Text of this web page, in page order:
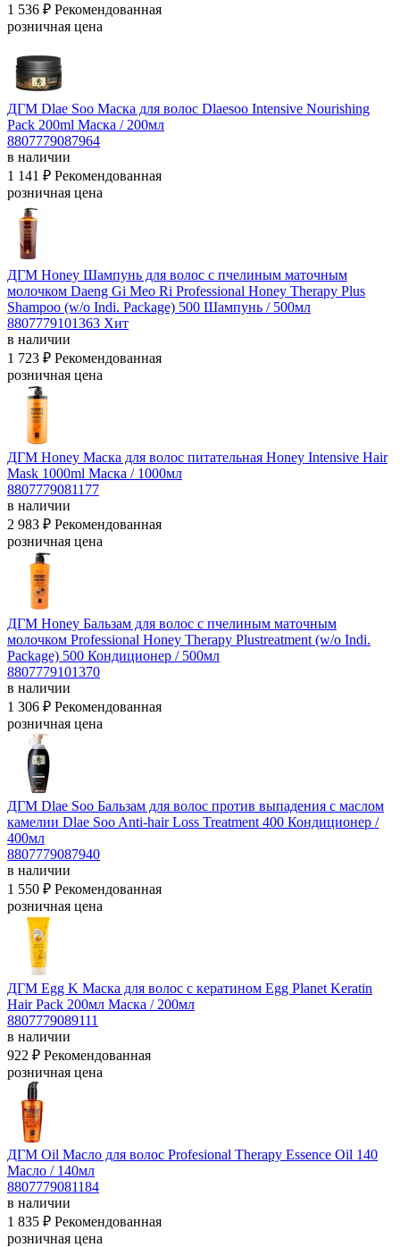
1 536 ₽ Рекомендованная
розничная цена
ДГМ Dlae Soo Маска для волос Dlaesoo Intensive Nourishing
Pack 200ml Маска / 200мл
8807779087964
в наличии
1 141 ₽ Рекомендованная
розничная цена
ДГМ Honey Шампунь для волос с пчелиным маточным
молочком Daeng Gi Meo Ri Professional Honey Therapy Plus
Shampoo (w/o Indi. Package) 500 Шампунь / 500мл
8807779101363 Хит
в наличии
1 723 ₽ Рекомендованная
розничная цена
ДГМ Honey Маска для волос питательная Honey Intensive Hair
Mask 1000ml Маска / 1000мл
8807779081177
в наличии
2 983 ₽ Рекомендованная
розничная цена
ДГМ Honey Бальзам для волос с пчелиным маточным
молочком Professional Honey Therapy Plustreatment (w/o Indi.
Package) 500 Кондиционер / 500мл
8807779101370
в наличии
1 306 ₽ Рекомендованная
розничная цена
ДГМ Dlae Soo Бальзам для волос против выпадения с маслом
камелии Dlae Soo Anti-hair Loss Treatment 400 Кондиционер /
400мл
8807779087940
в наличии
1 550 ₽ Рекомендованная
розничная цена
ДГМ Egg K Маска для волос с кератином Egg Planet Keratin
Hair Pack 200мл Маска / 200мл
8807779089111
в наличии
922 ₽ Рекомендованная
розничная цена
ДГМ Oil Масло для волос Profesional Therapy Essence Oil 140
Масло / 140мл
8807779081184
в наличии
1 835 ₽ Рекомендованная
розничная цена